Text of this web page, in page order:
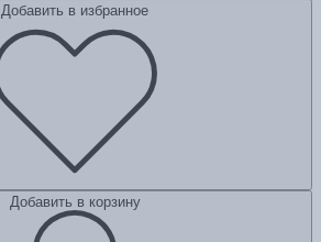
Добавить в избранное
Добавить в корзину